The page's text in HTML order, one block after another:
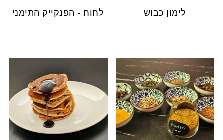
לימון כבוש לחוח - הפנקייק התימני